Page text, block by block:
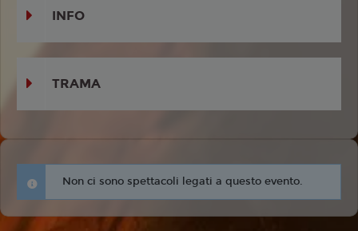
INFO
TRAMA
Non ci sono spettacoli legati a questo evento.